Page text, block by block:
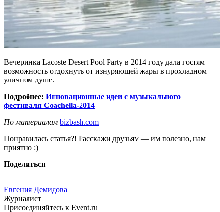
Вечеринка Lacoste Desert Pool Party в 2014 году дала гостям
возможность отдохнуть от изнуряющей жары в прохладном
уличном душе.
Подробнее: Инновационные идеи с музыкального
фестиваля Coachella-2014
По материалам bizbash.com
Понравилась статья?! Расскажи друзьям — им полезно, нам
приятно :)
Поделиться
Евгения Демидова
Журналист
Присоединяйтесь к Event.ru